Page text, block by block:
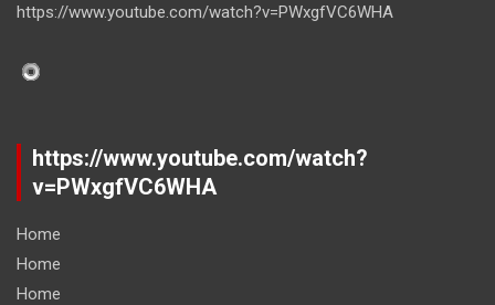
https://www.youtube.com/watch?v=PWxgfVC6WHA
https://www.youtube.com/watch?
v=PWxgfVC6WHA
Home
Home
Home